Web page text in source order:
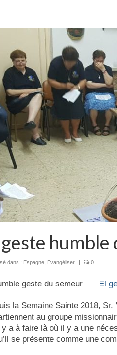
geste humble
dans : Espagne Evangéliser | 0
geste du semeur El
la Semaine Sainte 2018,
au groupe
y a à faire là où il y a une
se présente comme une